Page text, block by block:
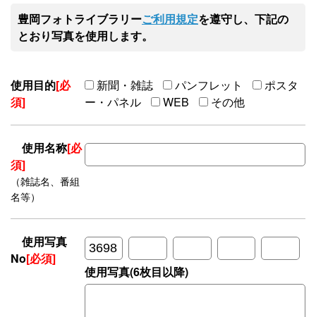
豊岡フォトライブラリーご利用規定を遵守し、下記の
とおり写真を使用します。
使用目的[必
須]
新聞・雑誌 パンフレット
ポスタ
ー・パネル
WEB その他
使用名称[必
須]
（雑誌名、番組
名等）
使用写真
No[必須]
使用写真(6枚目以降)